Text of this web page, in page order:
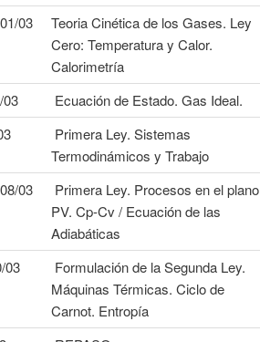
03
Teoria Cinética de los Gases. Ley
Cero: Temperatura y Calor.
Calorimetría
Ecuación de Estado. Gas Ideal.
Primera Ley. Sistemas
Termodinámicos y Trabajo
03
Primera Ley. Procesos en el plano
PV. Cp-Cv / Ecuación de las
Adiabáticas
03
Formulación de la Segunda Ley.
Máquinas Térmicas. Ciclo de
Carnot. Entropía